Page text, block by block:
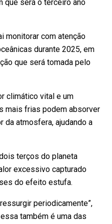
que será o terceiro ano
monitorar com atenção
durante 2025, em
que será tomada pelo
climático vital e um
mais frias podem absorver
da atmosfera, ajudando a
terços do planeta
excessivo capturado
do efeito estufa.
periodicamente”,
também é uma das